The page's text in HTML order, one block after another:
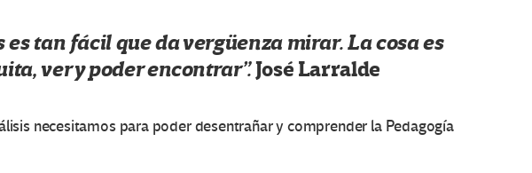
es tan fácil que da vergüenza mirar. La cosa es
ver y poder encontrar”.José Larralde
necesitamos para poder desentrañar y comprender la Pedagogía